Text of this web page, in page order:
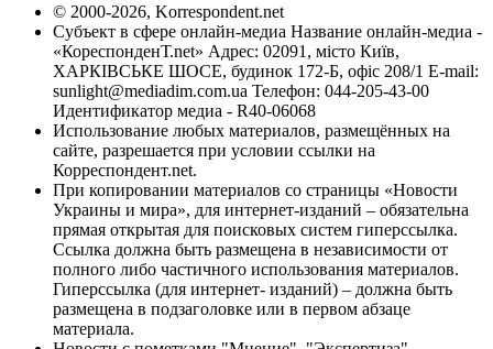
© 2000-2026, Korrespondent.net
Субъект в сфере онлайн-медиа Название онлайн-медиа -
«КореспонденТ.net» Адрес: 02091, місто Київ,
ХАРКІВСЬКЕ ШОСЕ, будинок 172-Б, офіс 208/1 E-mail:
sunlight@mediadim.com.ua Телефон: 044-205-43-00
Идентификатор медиа - R40-06068
Использование любых материалов, размещённых на
сайте, разрешается при условии ссылки на
Корреспондент.net.
При копировании материалов со страницы «Новости
Украины и мира», для интернет-изданий – обязательна
прямая открытая для поисковых систем гиперссылка.
Ссылка должна быть размещена в независимости от
полного либо частичного использования материалов.
Гиперссылка (для интернет- изданий) – должна быть
размещена в подзаголовке или в первом абзаце
материала.